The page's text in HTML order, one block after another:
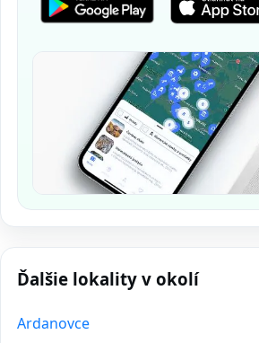
Ďalšie lokality v okolí
Ardanovce